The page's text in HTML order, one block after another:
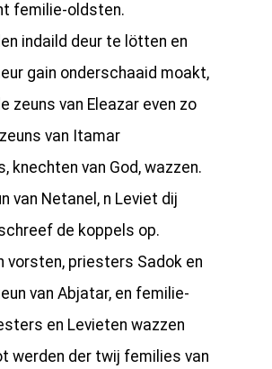
femilie-oldsten.
indaild deur te lötten en
gain onderschaaid moakt,
zeuns van Eleazar even zo
van Itamar
knechten van God, wazzen.
van Netanel, n Leviet dij
de koppels op.
vorsten, priesters Sadok en
van Abjatar, en femilie-
en Levieten wazzen
werden der twij femilies van